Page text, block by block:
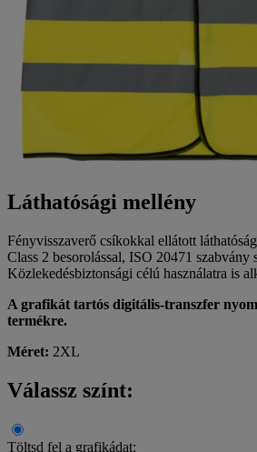
Láthatósági mellény
Fényvisszaverő csíkokkal ellátott
Class 2 besorolással, ISO 20471 szabvány
Közlekedésbiztonsági célú használatra is
A grafikát tartós digitális-transzfer
termékre.
Méret: 2XL
Válassz színt:
Töltsd fel a grafikádat: